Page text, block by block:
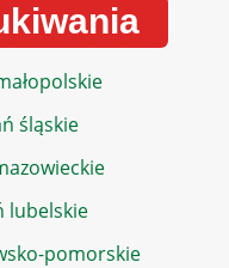
śląskie
lubelskie
pomorskie